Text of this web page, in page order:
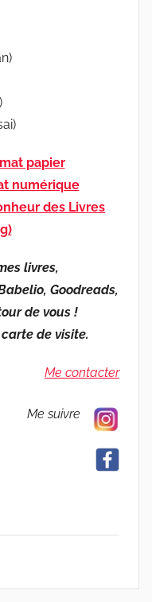
papier
numérique
des Livres
livres,
Goodreads,
de vous !
de visite.
Me contacter
Me suivre